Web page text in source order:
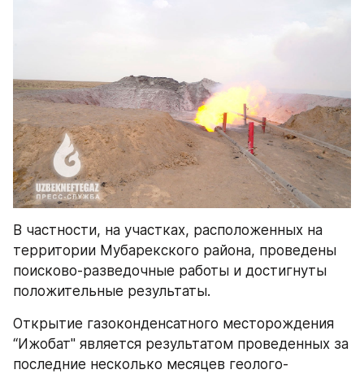
В частности, на участках, расположенных на
территории Мубарекского района, проведены
поисково-разведочные работы и достигнуты
положительные результаты.
Открытие газоконденсатного месторождения
“Ижобат" является результатом проведенных за
последние несколько месяцев геолого-